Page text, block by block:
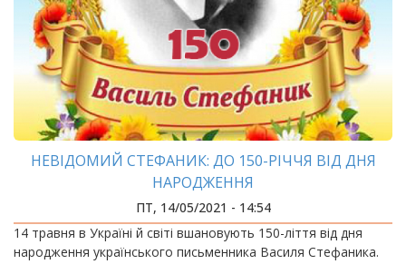
НЕВІДОМИЙ СТЕФАНИК: ДО 150-РІЧЧЯ ВІД ДНЯ
НАРОДЖЕННЯ
ПТ, 14/05/2021 - 14:54
14 травня в Україні й світі вшановують 150-ліття від дня
народження українського письменника Василя Стефаника.